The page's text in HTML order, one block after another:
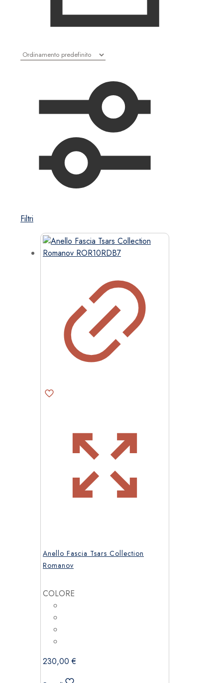
Filtri
Anello Fascia Tsars Collection
Romanov
COLORE
230,00€